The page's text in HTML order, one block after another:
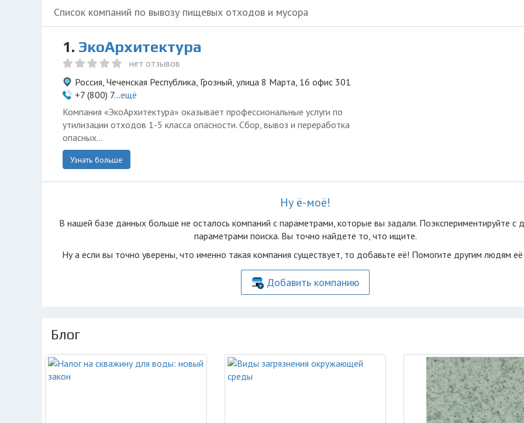
Список компаний по вывозу пищевых отходов и мусора
1. ЭкоАрхитектура
нет отзывов
Россия, Чеченская Республика, Грозный, улица 8 Марта, 16 офис 301
+7 (800) 7...ещё
Компания «ЭкоАрхитектура» оказывает профессиональные услуги по
утилизации отходов 1-5 класса опасности. Сбор, вывоз и переработка
опасных...
Узнать больше
Ну ё-моё!
В нашей базе данных больше не осталоcь компаний с параметрами, которые вы задали. Поэкспериментируйте с
параметрами поиска. Вы точно найдете то, что ищите.
Ну а если вы точно уверены, что именно такая компания существует, то добавьте её! Помогите другим людям
Добавить компанию
Блог